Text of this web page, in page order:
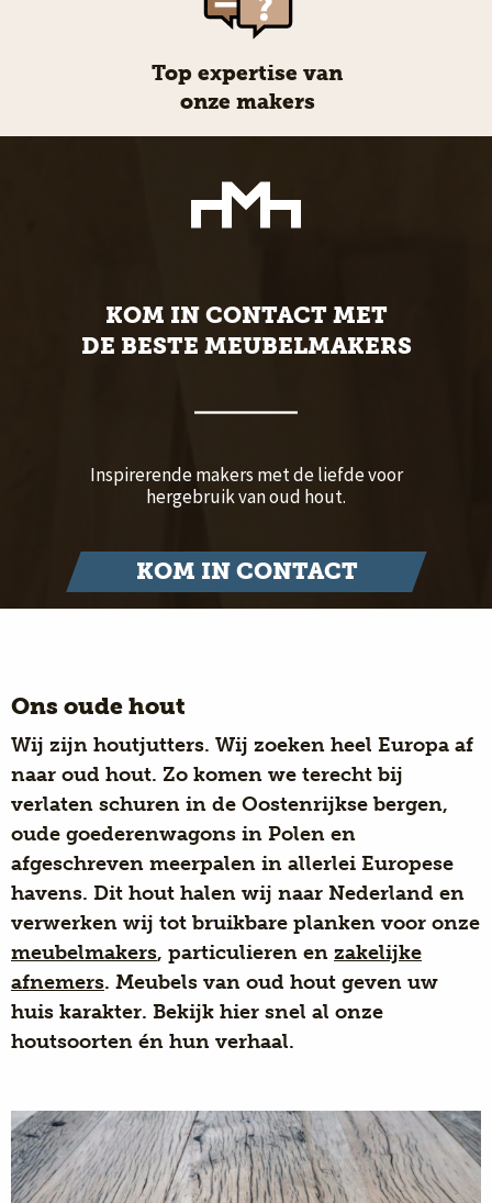
Top expertise van
onze makers
KOM IN CONTACT MET
DE BESTE MEUBELMAKERS
Inspirerende makers met de liefde voor
hergebruik van oud hout.
KOM IN CONTACT
Ons oude hout
Wij zijn houtjutters. Wij zoeken heel Europa af
naar oud hout. Zo komen we terecht bij
verlaten schuren in de Oostenrijkse bergen,
oude goederenwagons in Polen en
afgeschreven meerpalen in allerlei Europese
havens. Dit hout halen wij naar Nederland en
verwerken wij tot bruikbare planken voor onze
meubelmakers, particulieren en zakelijke
afnemers. Meubels van oud hout geven uw
huis karakter. Bekijk hier snel al onze
houtsoorten én hun verhaal.
Wagonplanken zijneen doorleefd product dat
gevormd is door de tijd en de